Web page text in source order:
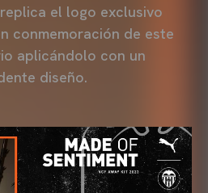
el logo exclusivo
conmemoración de este
aplicándolo con un
diseño.